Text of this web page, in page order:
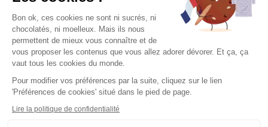
Avis clients
Partenariat
Presse
Centre d'aide
Formulaire de contact
Rechercher un gabarit
Pack échantillons
Créer mon compte client
Se connecter
Blog
NOUS SUIVRE SUR
NOS MOYENS DE PAIEMENT
Bon ok, ces cookies ne sont ni sucrés, ni
chocolatés, ni moelleux. Mais ils nous
permettent de mieux vous connaître et de
vous proposer les contenus que vous allez adorer dévorer. Et ça, ça
vaut tous les cookies du monde.
Pour modifier vos préférences par la suite, cliquez sur le lien
'Préférences de cookies' situé dans le pied de page.
Lire la politique de confidentialité